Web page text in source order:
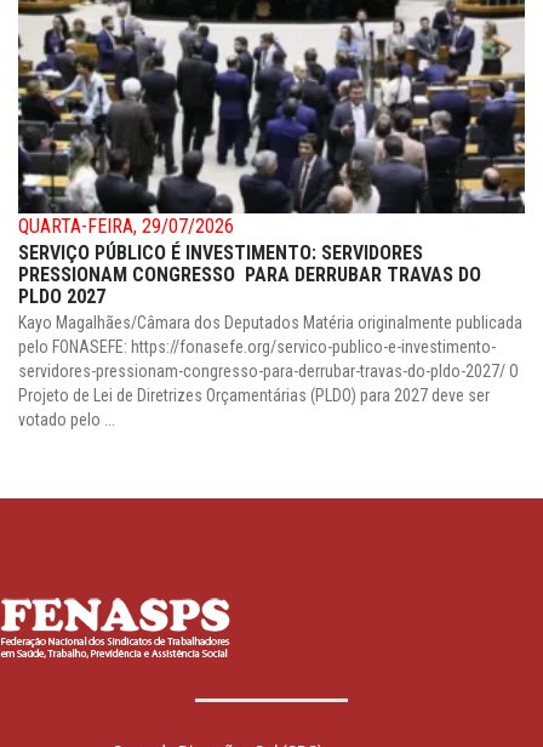
QUARTA-FEIRA, 29/07/2026
SERVIÇO PÚBLICO É INVESTIMENTO: SERVIDORES
PRESSIONAM CONGRESSO PARA DERRUBAR TRAVAS DO
PLDO 2027
Kayo Magalhães/Câmara dos Deputados Matéria originalmente publicada
pelo FONASEFE: https://fonasefe.org/servico-publico-e-investimento-
servidores-pressionam-congresso-para-derrubar-travas-do-pldo-2027/ O
Projeto de Lei de Diretrizes Orçamentárias (PLDO) para 2027 deve ser
votado pelo ...